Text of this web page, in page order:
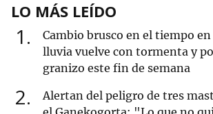
LO MÁS LEÍDO
1
Cambio brusco en el tiempo
lluvia vuelve con tormenta y
granizo este fin de semana
2
Alertan del peligro de tres